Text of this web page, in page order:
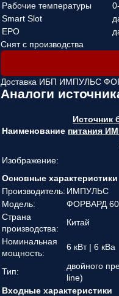
Рабочие температуры
Smart Slot
EPO
Снят с производства
Доставка ИБП ИМПУЛЬС
Аналоги
Наименование
Источник
питания
Изображение:
Основные характеристики
Производитель: ИМПУЛЬС
Модель:
ФОРВАРД
Страна
производства:
Китай
Номинальная
мощность:
6 кВт | 6 кВа
Тип:
двойного
line)
Входные характеристики